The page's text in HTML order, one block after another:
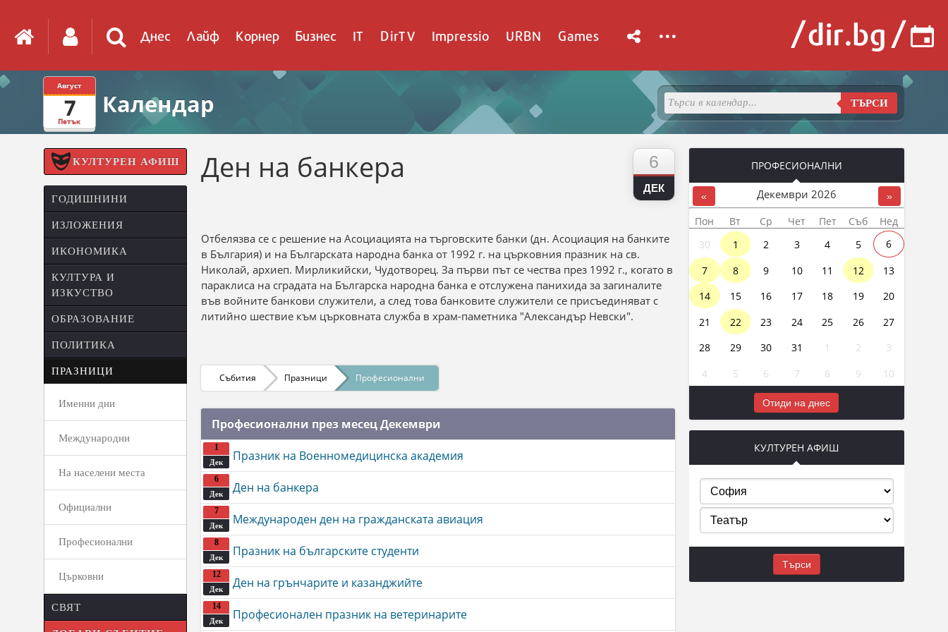
Днес Лайф Корнер Бизнес IT DirTV Impressio URBN Games ...
Петък
Август
7 Календар ТЪРСИ
КУЛТУРЕН АФИШ
ГОДИШНИНИ
ИЗЛОЖЕНИЯ
ИКОНОМИКА
КУЛТУРА И
ИЗКУСТВО
ОБРАЗОВАНИЕ
ПОЛИТИКА
ПРАЗНИЦИ
Именни дни
Международни
На населени места
Официални
Професионални
Църковни
СВЯТ
6
ДЕК
Ден на банкерa
Отбелязва се с решение на Асоциацията на търговските банки (дн. Асоциация на банките
в България) и на Българската народна банка от 1992 г. на църковния празник на св.
Николай, архиеп. Мирликийски, Чудотворец. За първи път се чества през 1992 г., когато в
параклиса на сградата на Българска народна банка е отслужена панихида за загиналите
във войните банкови служители, а след това банковите служители се присъединяват с
литийно шествие към църковната служба в храм-паметника "Александър Невски".
Събития Празници Професионални
Професионални през месец Декември
1
Дек Празник на Военномедицинска академия
6
Дек Ден на банкерa
7
Дек Международен ден на гражданската авиация
8
Дек Празник на българските студенти
12
Дек Ден на грънчарите и казанджийте
14
Дек Професионален празник на ветеринарите
ПРОФЕСИОНАЛНИ
« Декември 2026 »
Пон Вт Ср Чет Пет Съб
Нед
30
1 2 3 4 5
6
7
8 9 10 11 12
13
14
15 16 17 18 19
20
21
22 23 24 25 26
27
28
29 30 31 1 2
3
4
5 6 7 8 9 10
Отиди на днес
КУЛТУРЕН АФИШ